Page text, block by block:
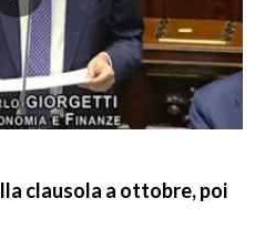
clausola a ottobre, poi